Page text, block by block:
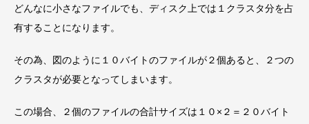
どんなに小さなファイルでも、ディスク上では１クラスタ分を占
有することになります。
その為、図のように１０バイトのファイルが２個あると、２つの
クラスタが必要となってしまいます。
この場合、２個のファイルの合計サイズは１０×２＝２０バイト